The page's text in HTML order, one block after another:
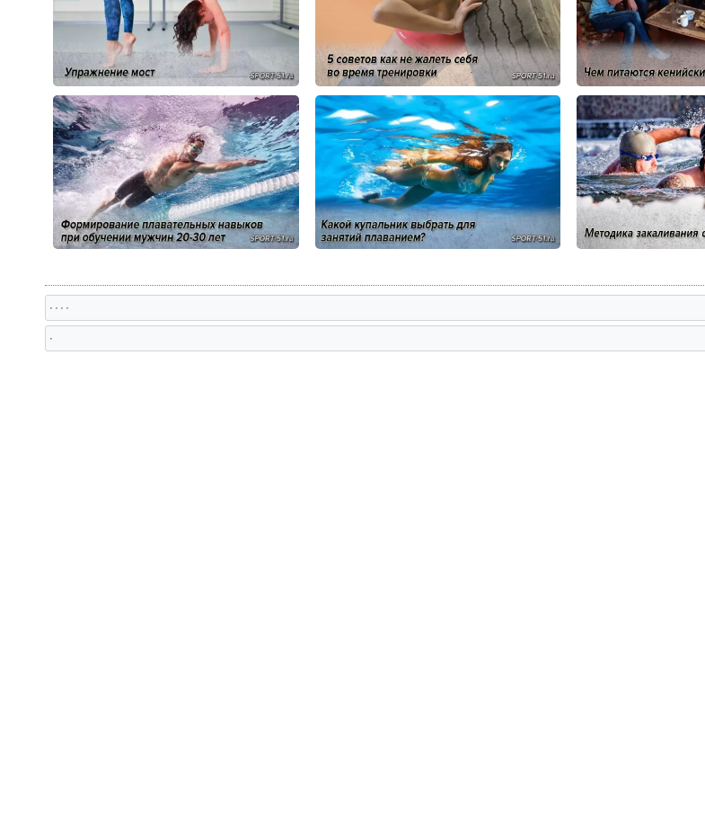
, , , ,
,